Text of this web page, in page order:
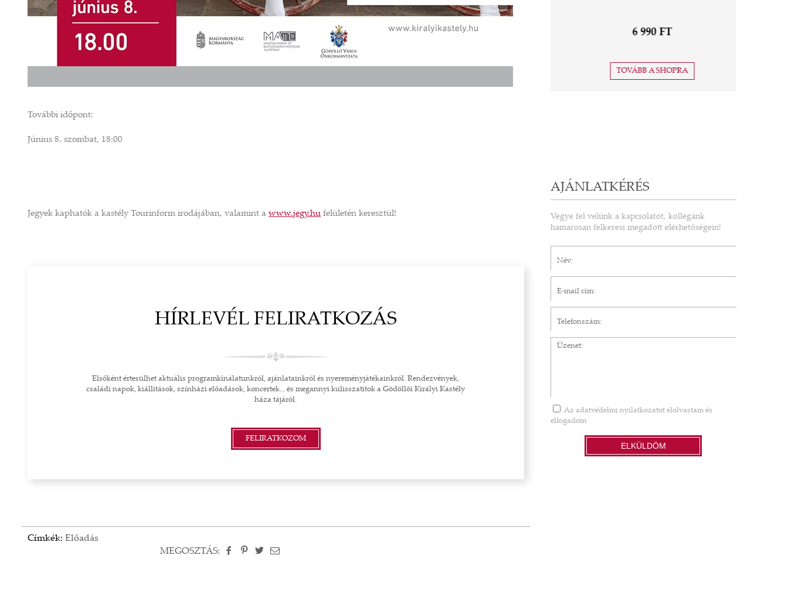
További időpont:
Június 8. szombat, 18:00
Jegyek kaphatók a kastély Tourinform irodájában, valamint a www.jegy.hu felületén keresztül!
HÍRLEVÉL FELIRATKOZÁS
Elsőként értesülhet aktuális programkínálatunkról, ajánlatainkról és nyereményjátékainkról. Rendezvények,
családi napok, kiállítások, színházi előadások, koncertek... és megannyi kulisszatitok a Gödöllői Királyi Kastély
háza tájáról.
FELIRATKOZOM
Címkék: Előadás
MEGOSZTÁS:
GÖDÖLLŐI KIRÁLYI KASTÉLY
6 990 FT 9 720 FT
TOVÁBB A SHOPRA
AJÁNLATKÉRÉS
Vegye fel velünk a kapcsolatot, kollégánk
hamarosan felkeresi megadott elérhetőségein!
Üzenet
Az adatvédelmi nyilatkozatotelolvastam és
elfogadom
ELKÜLDÖM